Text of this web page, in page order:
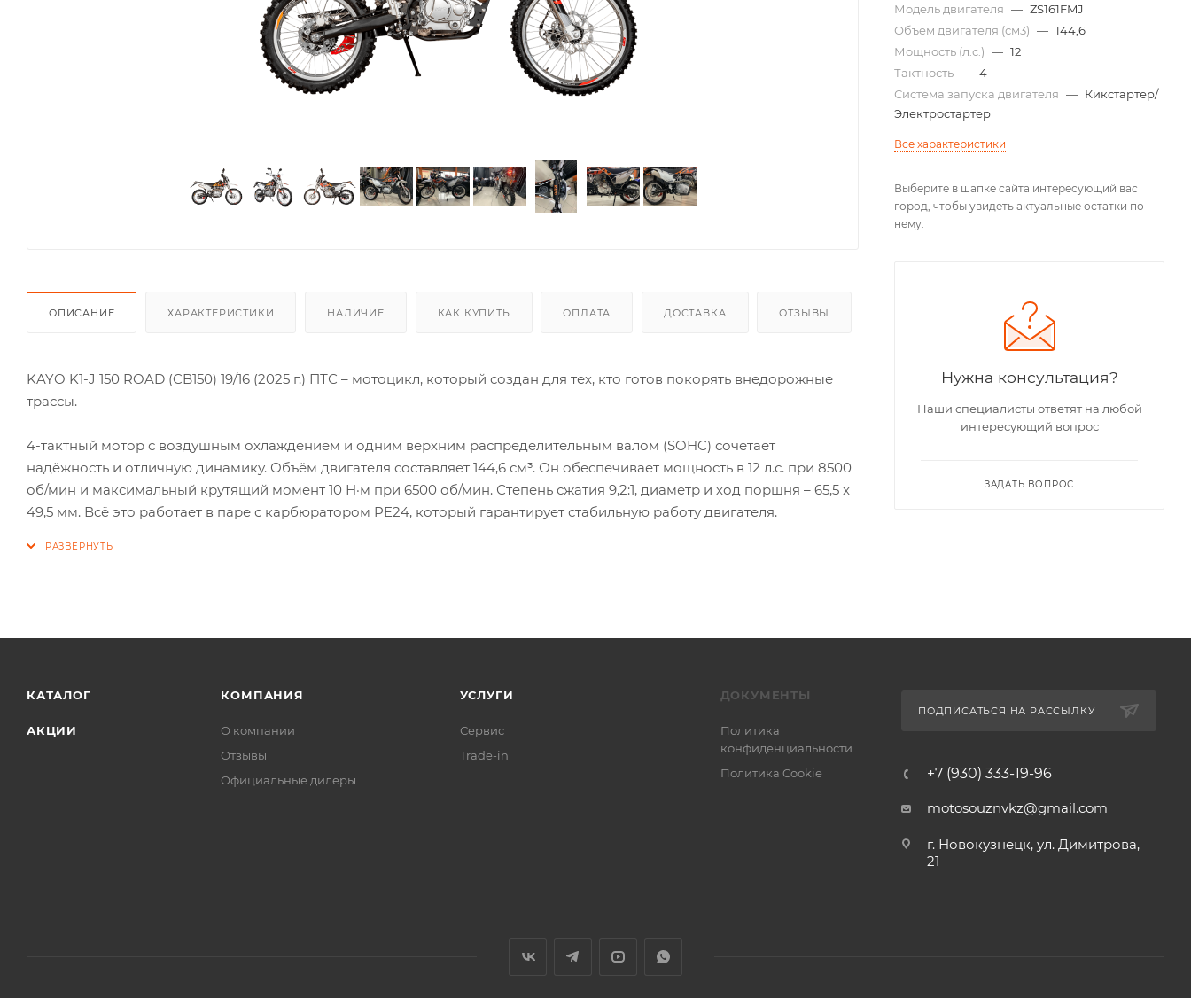
ОПИСАНИЕ ХАРАКТЕРИСТИКИ НАЛИЧИЕ КАК КУПИТЬ ОПЛАТА ДОСТАВКА ОТЗЫВЫ
KAYO K1-J 150 ROAD (CB150) 19/16 (2025 г.) ПТС – мотоцикл, который создан для тех, кто готов покорять внедорожные
трассы.
4-тактный мотор с воздушным охлаждением и одним верхним распределительным валом (SOHC) сочетает
надёжность и отличную динамику. Объём двигателя составляет 144,6 см³. Он обеспечивает мощность в 12 л.с. при 8500
об/мин и максимальный крутящий момент 10 Н·м при 6500 об/мин. Степень сжатия 9,2:1, диаметр и ход поршня – 65,5 x
49,5 мм. Всё это работает в паре с карбюратором PE24, который гарантирует стабильную работу двигателя.
Модель двигателя — ZS161FMJ
Объем двигателя (см3) — 144,6
Мощность (л.с.) — 12
Тактность — 4
Система запуска двигателя — Кикстартер/
Электростартер
Все характеристики
Выберите в шапке сайта интересующий вас
город, чтобы увидеть актуальные остатки по
нему.
Нужна консультация?
Наши специалисты ответят на любой
интересующий вопрос
ЗАДАТЬ ВОПРОС
КАТАЛОГ
АКЦИИ
КОМПАНИЯ
О компании
Отзывы
Официальные дилеры
УСЛУГИ
Сервис
Trade-in
ДОКУМЕНТЫ
Политика
конфиденциальности
Политика Cookie
ПОДПИСАТЬСЯ НА РАССЫЛКУ
+7 (930) 333-19-96
motosouznvkz@gmail.com
г. Новокузнецк, ул. Димитрова,
21